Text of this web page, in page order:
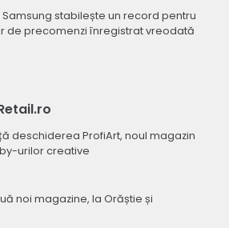
Samsung stabilește un record pentru
de precomenzi înregistrat vreodată
deschiderea ProfiArt, noul magazin
urilor creative
noi magazine, la Orăștie și